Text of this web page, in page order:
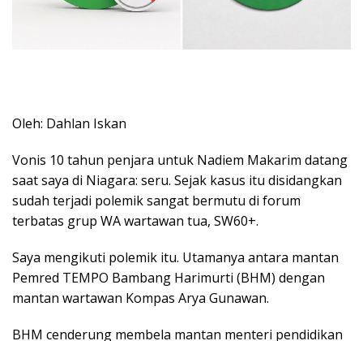
Oleh: Dahlan Iskan
Vonis 10 tahun penjara untuk Nadiem Makarim datang
saat saya di Niagara: seru. Sejak kasus itu disidangkan
sudah terjadi polemik sangat bermutu di forum
terbatas grup WA wartawan tua, SW60+.
Saya mengikuti polemik itu. Utamanya antara mantan
Pemred TEMPO Bambang Harimurti (BHM) dengan
mantan wartawan Kompas Arya Gunawan.
BHM cenderung membela mantan menteri pendidikan